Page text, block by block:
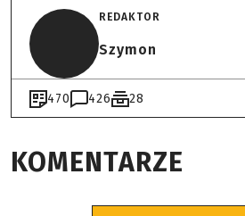
REDAKTOR
Szymon
470 426 28
KOMENTARZE